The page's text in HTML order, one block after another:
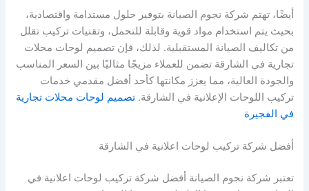
أيضًا، تهتم شركة نجوم الصيانة بتوفير حلول مستدامة واقتصادية،
بحيث يتم استخدام مواد قوية وقابلة للتحمل، وتقنيات تركيب تقلل
من تكاليف الصيانة المستقبلية. لذلك، فإن تصميم لوحات محلات
تجارية في الشارقة تضمن للعملاء مزيجًا مثاليًا بين السعر المناسب
والجودة العالية، مما يعزز مكانتها كأحد أفضل مقدمي خدمات
تركيب اللوحات الإعلانية في الشارقة.تصميم لوحات محلات تجارية
في الفجيرة
أفضل شركة تركيب لوحات اعلانية في الشارقة
تعتبر شركة نجوم الصيانة أفضل شركة تركيب لوحات اعلانية في